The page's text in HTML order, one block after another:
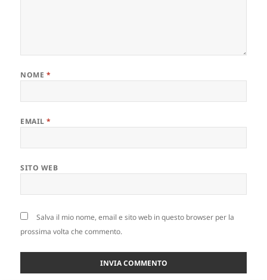
NOME *
EMAIL*
SITO WEB
Salva il mio nome, email e sito web in questo browser per la
prossima volta che commento.